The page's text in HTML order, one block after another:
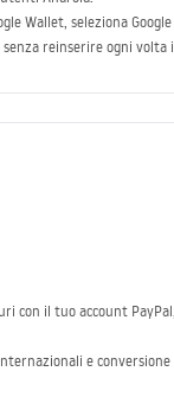
Wallet, seleziona
reinserire ogni volta
con il tuo account
e